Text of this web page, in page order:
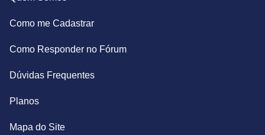
Como me Cadastrar
Como Responder no Fórum
Dúvidas Frequentes
Planos
Mapa do Site